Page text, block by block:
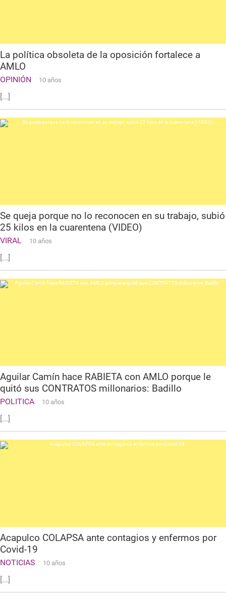
La política obsoleta de la oposición fortalece a
AMLO
OPINIÓN 10 años
[...]
Se queja porque no lo reconocen en su trabajo, subió
25 kilos en la cuarentena (VIDEO)
VIRAL 10 años
[...]
Aguilar Camín hace RABIETA con AMLO porque le
quitó sus CONTRATOS millonarios: Badillo
POLITICA 10 años
[...]
Acapulco COLAPSA ante contagios y enfermos por
Covid-19
NOTICIAS 10 años
[...]